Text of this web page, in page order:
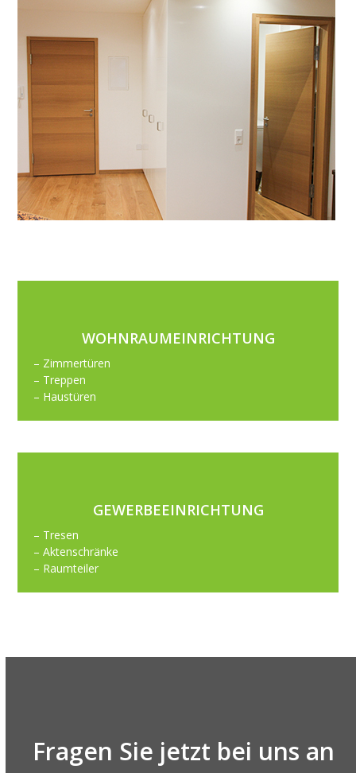
WOHNRAUMEINRICHTUNG
– Zimmertüren
– Treppen
– Haustüren
GEWERBEEINRICHTUNG
– Tresen
– Aktenschränke
– Raumteiler
Fragen Sie jetzt bei uns an